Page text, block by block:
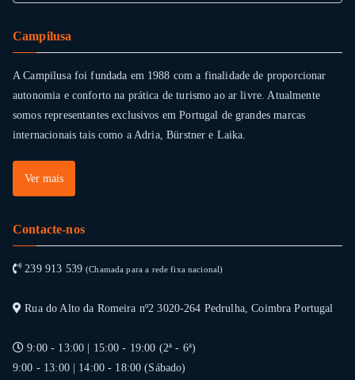
Campilusa
A Campilusa foi fundada em 1988 com a finalidade de proporcionar
autonomia e conforto na prática de turismo ao ar livre. Atualmente
somos representantes exclusivos em Portugal de grandes marcas
internacionais tais como a Adria, Bürstner e Laika.
Ver mais
Contacte-nos
239 913 539(Chamada para a rede fixa nacional)
Rua do Alto da Romeira nº2 3020-264 Pedrulha, Coimbra Portugal
9:00 - 13:00 | 15:00 - 19:00 (2ª - 6ª)
9:00 - 13:00 | 14:00 - 18:00 (Sábado)